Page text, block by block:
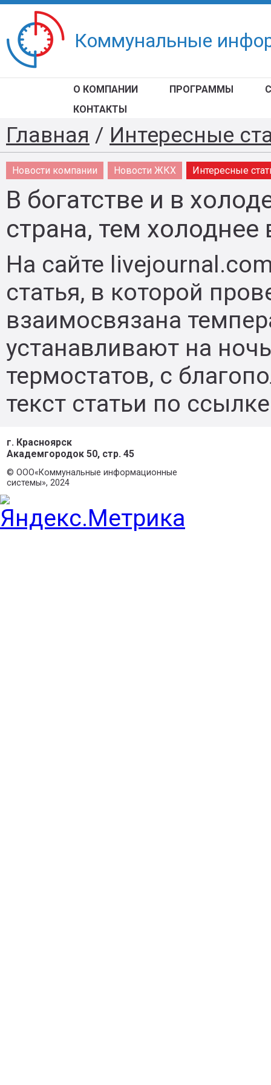
Коммунальные
О КОМПАНИИ ПРОГРАММЫ
КОНТАКТЫ
Главная / Интересные
Новости компании Новости ЖКХ Интересные
В богатстве и в
страна, тем холоднее
На сайте
статья, в которой
взаимосвязана
устанавливают на
термостатов, с
текст статьи по
г. Красноярск
Академгородок 50, стр. 45
© ООО«Коммунальные информационные
системы», 2024